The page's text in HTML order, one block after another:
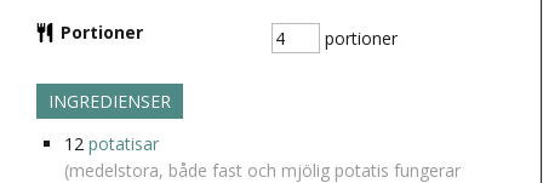
Portioner portioner
INGREDIENSER
12 potatisar
(medelstora, både fast och mjölig potatis fungerar